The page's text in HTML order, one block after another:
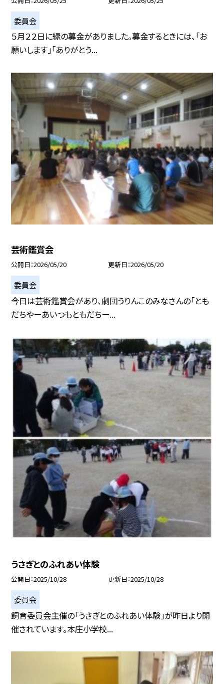
委員会
５月２２日に緑の募金がありました。募金するときには、「お
願いします」「ありがとう...
芸術鑑賞会
公開日 2026/05/20 更新日 2026/05/20
委員会
今日は芸術鑑賞会があり、劇団うりんこのみなさんの「とも
だちやーあいつもともだちー...
うさぎとのふれあい体験
公開日 2025/10/28 更新日 2025/10/28
委員会
飼育委員会主催の「うさぎとのふれあい体験」が昨日より開
催されています。本庄小学校...